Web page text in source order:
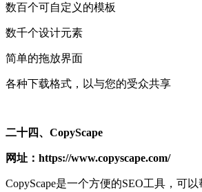
数百个可自定义的模板
数千个设计元素
简单的拖放界面
各种下载格式，以与您的受众共享
二十四、CopyScape
网址：https://www.copyscape.com/
CopyScape是一个方便的SEO工具，可